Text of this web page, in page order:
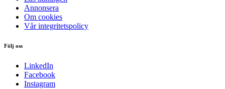
Annonsera
Om cookies
Vår integritetspolicy
Följ oss
LinkedIn
Facebook
Instagram